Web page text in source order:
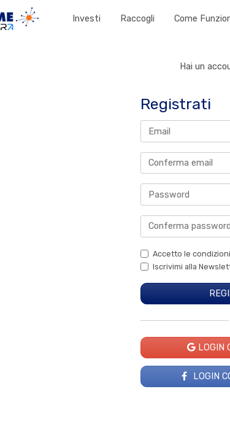
Investi Raccogli Come
Hai un
Registrati
Accetto le
Iscrivimi alla
LOGIN
LOGIN